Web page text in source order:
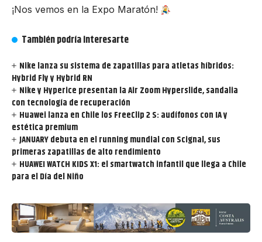
¡Nos vemos en la Expo Maratón!
También podría interesarte
Nike lanza su sistema de zapatillas para atletas híbridos:
Hybrid Fly y Hybrid RN
Nike y Hyperice presentan la Air Zoom Hyperslide, sandalia
con tecnología de recuperación
Huawei lanza en Chile los FreeClip 2 S: audífonos con IA y
estética premium
JANUARY debuta en el running mundial con Scignal, sus
primeras zapatillas de alto rendimiento
HUAWEI WATCH KIDS X1: el smartwatch infantil que llega a Chile
para el Día del Niño